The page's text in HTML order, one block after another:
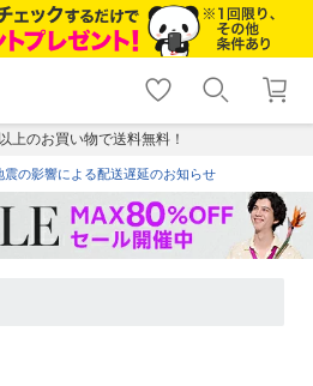
shopping_cart lock_outline
ログイン
上のお買い物で送料無料！
の影響による配送遅延のお知らせ